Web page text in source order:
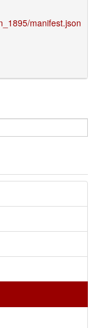
manifest.json